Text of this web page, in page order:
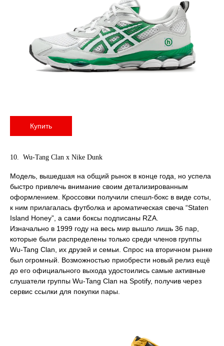
Купить
10. Wu-Tang Clan x Nike Dunk
Модель, вышедшая на общий рынок в конце года, но успела
быстро привлечь внимание своим детализированным
оформлением. Кроссовки получили спешл-бокс в виде соты,
к ним прилагалась футболка и ароматическая свеча “Staten
Island Honey”, а сами боксы подписаны RZA.
Изначально в 1999 году на весь мир вышло лишь 36 пар,
которые были распределены только среди членов группы
Wu-Tang Clan, их друзей и семьи. Спрос на вторичном рынке
был огромный. Возможностью приобрести новый релиз ещё
до его официального выхода удостоились самые активные
слушатели группы Wu-Tang Clan на Spotify, получив через
сервис ссылки для покупки пары.